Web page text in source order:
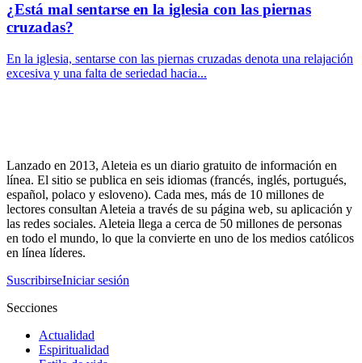
¿Está mal sentarse en la iglesia con las piernas
cruzadas?
En la iglesia, sentarse con las piernas cruzadas denota una relajación
excesiva y una falta de seriedad hacia...
Lanzado en 2013, Aleteia es un diario gratuito de información en
línea. El sitio se publica en seis idiomas (francés, inglés, portugués,
español, polaco y esloveno). Cada mes, más de 10 millones de
lectores consultan Aleteia a través de su página web, su aplicación y
las redes sociales. Aleteia llega a cerca de 50 millones de personas
en todo el mundo, lo que la convierte en uno de los medios católicos
en línea líderes.
SuscribirseIniciar sesión
Secciones
Actualidad
Espiritualidad